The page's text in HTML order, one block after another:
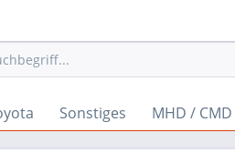
Sonstiges MHD /